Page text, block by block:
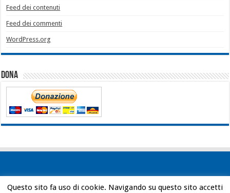
Feed dei contenuti
Feed dei commenti
WordPress.org
Dona
Powered by WordPress| Designed by Bob Vann
Questo sito fa uso di cookie. Navigando su questo sito accetti